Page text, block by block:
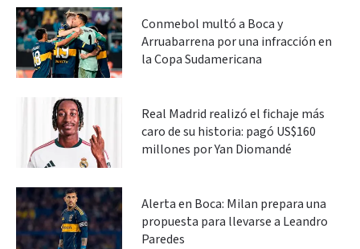
Conmebol multó a Boca y
Arruabarrena por una infracción en
la Copa Sudamericana
Real Madrid realizó el fichaje más
caro de su historia: pagó US$160
millones por Yan Diomandé
Alerta en Boca: Milan prepara una
propuesta para llevarse a Leandro
Paredes